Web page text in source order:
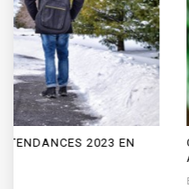
GAGNER DU TEMPS AU
AVEC LA LIVRAISON DE
MARCH 17,